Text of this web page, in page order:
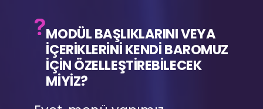
MODÜL BAŞLIKLARINI VEYA
İÇERİKLERİNİ KENDİ BAROMUZ
İÇİN ÖZELLEŞTİREBİLECEK
MİYİZ?